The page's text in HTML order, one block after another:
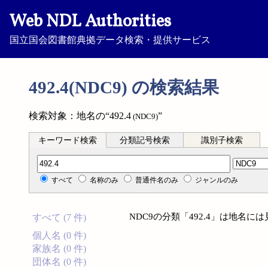
Web NDL Authorities
国立国会図書館典拠データ検索・提供サービス
492.4(NDC9) の検索結果
検索対象：地名の“492.4 (NDC9)”
キーワード検索 分類記号検索 識別子検索
分類記号検索
すべて 名称のみ 普通件名のみ ジャンルのみ
すべて (7 件)
個人名 (0 件)
家族名 (0 件)
団体名 (0 件)
NDC9の分類「492.4」は地名に